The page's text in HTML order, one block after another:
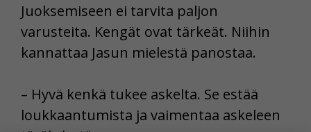
Juoksemiseen ei tarvita paljon
varusteita. Kengät ovat tärkeät. Niihin
kannattaa Jasun mielestä panostaa.
– Hyvä kenkä tukee askelta. Se estää
loukkaantumista ja vaimentaa askeleen